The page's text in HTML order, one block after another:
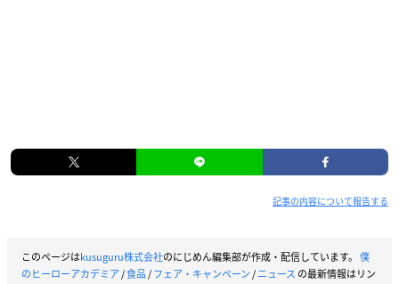
記事の内容について報告する
このページはkusuguru株式会社のにじめん編集部が作成・配信しています。 僕
のヒーローアカデミア/食品/フェア・キャンペーン/ニュース の最新情報はリン